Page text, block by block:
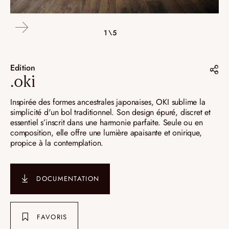
1\5
2\5
3\5
4\5
Oki 14 - Oki 17
Edition
.oki
Partager sur :
Pinterest
Instagram
Inspirée des formes ancestrales japonaises, OKI sublime la
simplicité d'un bol traditionnel. Son design épuré, discret et
essentiel s’inscrit dans une harmonie parfaite. Seule ou en
composition, elle offre une lumière apaisante et onirique,
propice à la contemplation.
DOCUMENTATION
FAVORIS